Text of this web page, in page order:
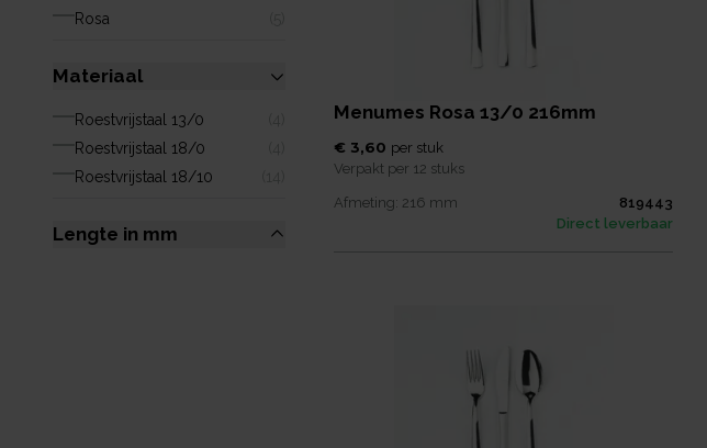
Rosa
Materiaal
Roestvrijstaal 13/0
Roestvrijstaal 18/0
Roestvrijstaal 18/10
Lengte in mm
Menumes Rosa 13/0 216mm
€ 3,60 per stuk
Verpakt per 12 stuks
Afmeting: 216 mm
819443
Direct leverbaar